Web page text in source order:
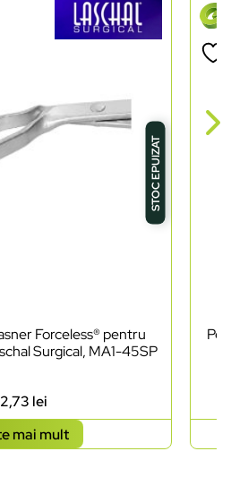
STOC EPUIZAT
Forceless® pentru
Surgical, MA1-45SP
lei
mai mult